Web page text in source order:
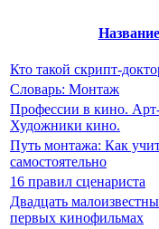
Название
Кто такой скрипт-
Словарь: Монтаж
Профессии в кино.
Художники кино.
Путь монтажа: Как
самостоятельно
16 правил сценариста
Двадцать
первых кинофильмах